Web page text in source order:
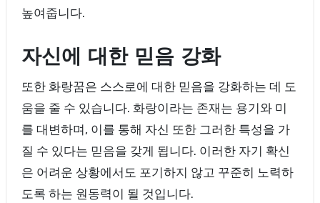
높여줍니다.
자신에 대한 믿음 강화
또한 화랑꿈은 스스로에 대한 믿음을 강화하는 데 도
움을 줄 수 있습니다. 화랑이라는 존재는 용기와 미
를 대변하며, 이를 통해 자신 또한 그러한 특성을 가
질 수 있다는 믿음을 갖게 됩니다. 이러한 자기 확신
은 어려운 상황에서도 포기하지 않고 꾸준히 노력하
도록 하는 원동력이 될 것입니다.